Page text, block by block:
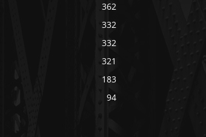
362
332
332
321
183
94